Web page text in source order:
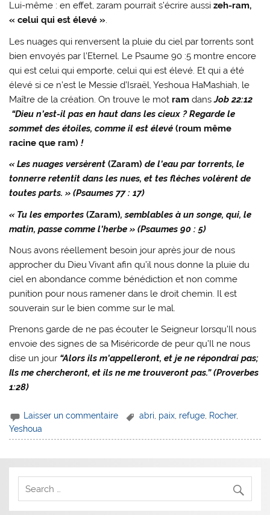
Lui-même : en effet, zaram pourrait s’écrire aussizeh-ram,
« celui qui est élevé ».
Les nuages qui renversent la pluie du ciel par torrents sont
bien envoyés par l’Eternel. Le Psaume 90 :5 montre encore
qui est celui qui emporte, celui qui est élevé. Et qui a été
élevé si ce n’est le Messie d’Israël, Yeshoua HaMashiah, le
Maître de la création. On trouve le mot ramdansJob 22:12
“Dieu n’est-il pas en haut dans les cieux ? Regarde le
sommet des étoiles, comme il est élevé(roum même
racine que ram)!
« Les nuages versèrent(Zaram)de l’eau par torrents, le
tonnerre retentit dans les nues, et tes flèches volèrent de
toutes parts. » (Psaumes 77 : 17)
« Tu les emportes(Zaram), semblables à un songe, qui, le
matin, passe comme l’herbe » (Psaumes 90 : 5)
Nous avons réellement besoin jour après jour de nous
approcher du Dieu Vivant afin qu’il nous donne la pluie du
ciel en abondance comme bénédiction et non comme
punition pour nous ramener dans le droit chemin. Il est
souverain sur le bien comme sur le mal.
Prenons garde de ne pas écouter le Seigneur lorsqu’Il nous
envoie des signes de sa Miséricorde de peur qu’Il ne nous
dise un jour “Alors ils m’appelleront, et je ne répondrai pas;
Ils me chercheront, et ils ne me trouveront pas.” (Proverbes
1:28)
Laisser un commentaire abri, paix, refuge, Rocher,
Yeshoua